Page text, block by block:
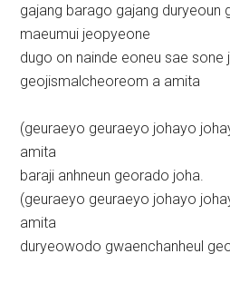
gajang barago gajang duryeoun
maeumui jeopyeone
dugo on nainde eoneu sae sone
geojismalcheoreom a amita
(geuraeyo geuraeyo johayo
amita
baraji anhneun georado joha.
(geuraeyo geuraeyo johayo
amita
duryeowodo gwaenchanheul